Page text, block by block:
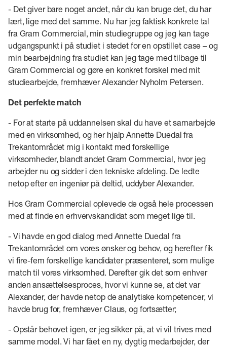
- Det giver bare noget andet, når du kan bruge det, du har
lært, lige med det samme. Nu har jeg faktisk konkrete tal
fra Gram Commercial, min studiegruppe og jeg kan tage
udgangspunkt i på studiet i stedet for en opstillet case – og
min bearbejdning fra studiet kan jeg tage med tilbage til
Gram Commercial og gøre en konkret forskel med mit
studiearbejde, fremhæver Alexander Nyholm Petersen.
Det perfekte match
- For at starte på uddannelsen skal du have et samarbejde
med en virksomhed, og her hjalp Annette Duedal fra
Trekantområdet mig i kontakt med forskellige
virksomheder, blandt andet Gram Commercial, hvor jeg
arbejder nu og sidder i den tekniske afdeling. De ledte
netop efter en ingeniør på deltid, uddyber Alexander.
Hos Gram Commercial oplevede de også hele processen
med at finde en erhvervskandidat som meget lige til.
- Vi havde en god dialog med Annette Duedal fra
Trekantområdet om vores ønsker og behov, og herefter fik
vi fire-fem forskellige kandidater præsenteret, som mulige
match til vores virksomhed. Derefter gik det som enhver
anden ansættelsesproces, hvor vi kunne se, at det var
Alexander, der havde netop de analytiske kompetencer, vi
havde brug for, fremhæver Claus, og fortsætter;
- Opstår behovet igen, er jeg sikker på, at vi vil trives med
samme model. Vi har fået en ny, dygtig medarbejder, der